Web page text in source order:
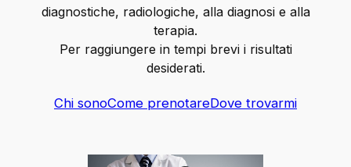
diagnostiche, radiologiche, alla diagnosi e alla
terapia.
Per raggiungere in tempi brevi i risultati
desiderati.
Chi sonoCome prenotareDove trovarmi